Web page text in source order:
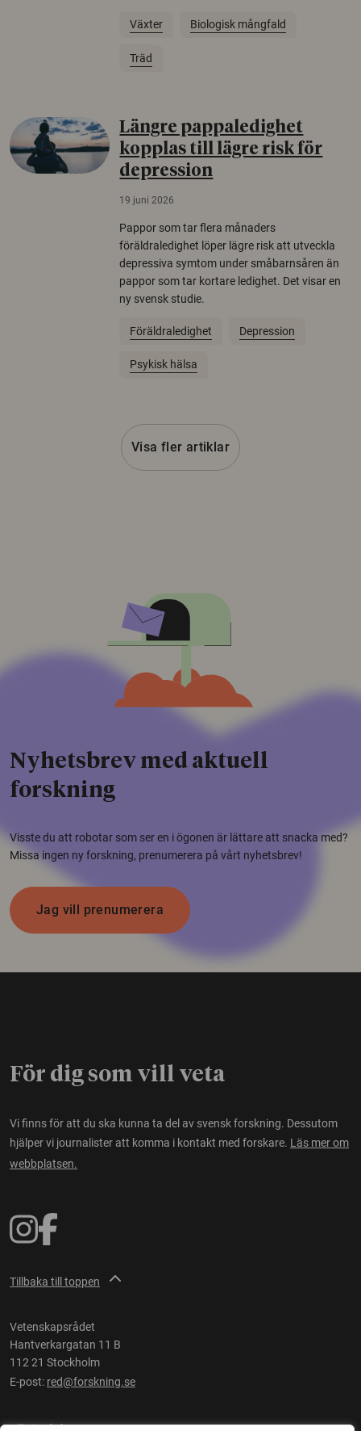
Växter Biologisk mångfald
Träd
Längre pappaledighet
kopplas till lägre risk för
depression
19 juni 2026
Pappor som tar flera månaders
föräldraledighet löper lägre risk att utveckla
depressiva symtom under småbarnsåren än
pappor som tar kortare ledighet. Det visar en
ny svensk studie.
Föräldraledighet Depression
Psykisk hälsa
Visa fler artiklar
Nyhetsbrev med aktuell
forskning
Visste du att robotar som ser en i ögonen är lättare att snacka med?
Missa ingen ny forskning, prenumerera på vårt nyhetsbrev!
Jag vill prenumerera
För dig som vill veta
Vi finns för att du ska kunna ta del av svensk forskning. Dessutom
hjälper vi journalister att komma i kontakt med forskare. Läs mer om
webbplatsen.
Tillbaka till toppen
Vetenskapsrådet
Hantverkargatan 11 B
112 21 Stockholm
E-post: red@forskning.se
Tillgänglighet